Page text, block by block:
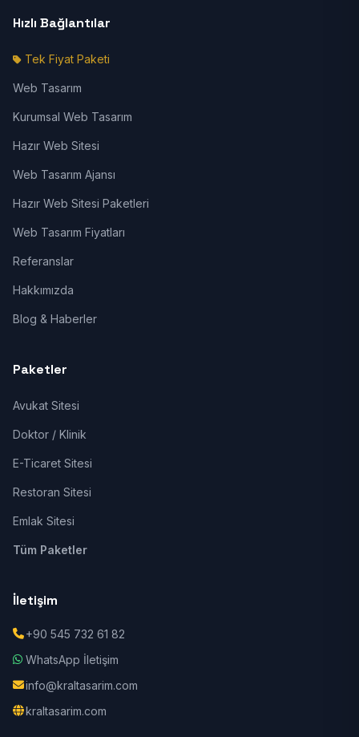
Hızlı Bağlantılar
Tek Fiyat Paketi
Web Tasarım
Kurumsal Web Tasarım
Hazır Web Sitesi
Web Tasarım Ajansı
Hazır Web Sitesi Paketleri
Web Tasarım Fiyatları
Referanslar
Hakkımızda
Blog & Haberler
Paketler
Avukat Sitesi
Doktor / Klinik
E-Ticaret Sitesi
Restoran Sitesi
Emlak Sitesi
Tüm Paketler
İletişim
+90 545 732 61 82
WhatsApp İletişim
info@kraltasarim.com
kraltasarim.com